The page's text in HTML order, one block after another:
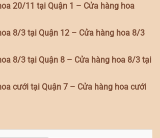
20/11 tại Quận 1 – Cửa hàng hoa
8/3 tại Quận 12 – Cửa hàng hoa 8/3
8/3 tại Quận 8 – Cửa hàng hoa 8/3 tại
cưới tại Quận 7 – Cửa hàng hoa cưới